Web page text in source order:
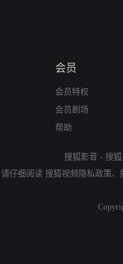
会员
会员特权
会员剧场
帮助
搜狐影音 - 搜
请仔细阅读 搜狐视频隐私政策、